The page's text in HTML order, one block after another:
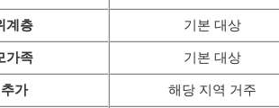
계층
기본 대상
가족
기본 대상
가
해당 지역 거주